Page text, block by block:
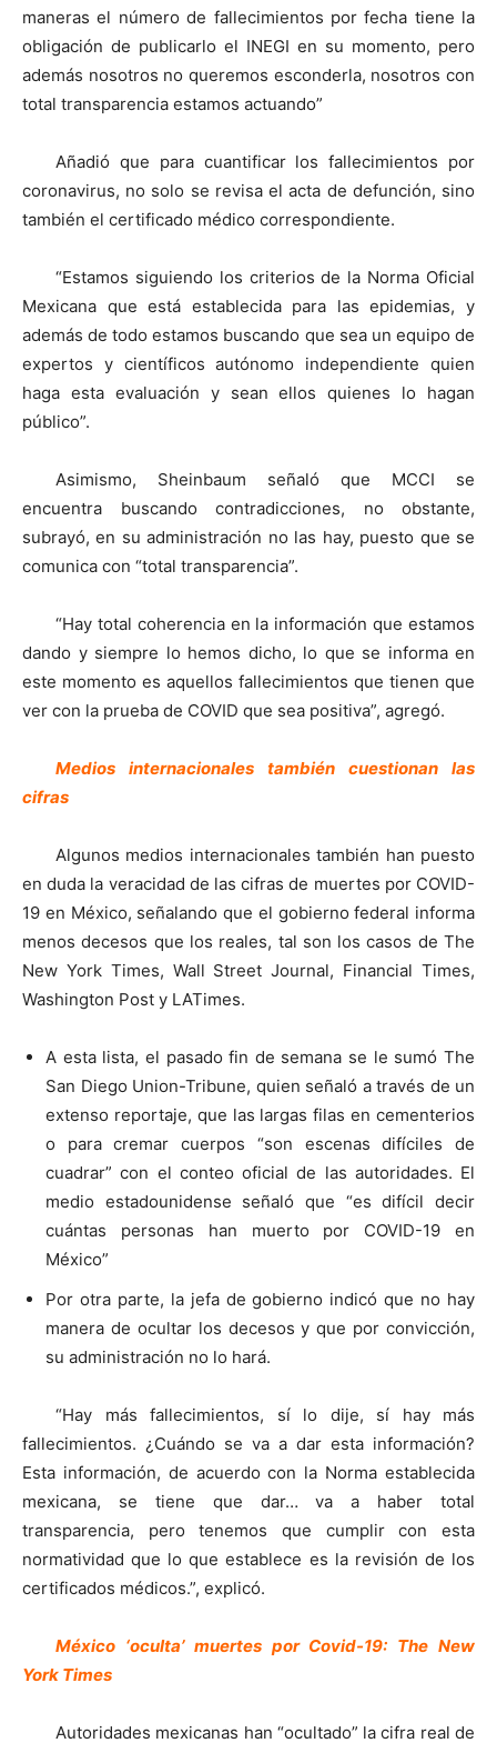
maneras el número de fallecimientos por fecha tiene la
obligación de publicarlo el INEGI en su momento, pero
además nosotros no queremos esconderla, nosotros con
total transparencia estamos actuando”
Añadió que para cuantificar los fallecimientos por
coronavirus, no solo se revisa el acta de defunción, sino
también el certificado médico correspondiente.
“Estamos siguiendo los criterios de la Norma Oficial
Mexicana que está establecida para las epidemias, y
además de todo estamos buscando que sea un equipo de
expertos y científicos autónomo independiente quien
haga esta evaluación y sean ellos quienes lo hagan
público”.
Asimismo, Sheinbaum señaló que MCCI se
encuentra buscando contradicciones, no obstante,
subrayó, en su administración no las hay, puesto que se
comunica con “total transparencia”.
“Hay total coherencia en la información que estamos
dando y siempre lo hemos dicho, lo que se informa en
este momento es aquellos fallecimientos que tienen que
ver con la prueba de COVID que sea positiva”, agregó.
Medios internacionales también cuestionan las
cifras
Algunos medios internacionales también han puesto
en duda la veracidad de las cifras de muertes por COVID-
19 en México, señalando que el gobierno federal informa
menos decesos que los reales, tal son los casos de The
New York Times, Wall Street Journal, Financial Times,
Washington Post y LATimes.
A esta lista, el pasado fin de semana se le sumó The
San Diego Union-Tribune, quien señaló a través de un
extenso reportaje, que las largas filas en cementerios
o para cremar cuerpos “son escenas difíciles de
cuadrar” con el conteo oficial de las autoridades. El
medio estadounidense señaló que “es difícil decir
cuántas personas han muerto por COVID-19 en
México”
Por otra parte, la jefa de gobierno indicó que no hay
manera de ocultar los decesos y que por convicción,
su administración no lo hará.
“Hay más fallecimientos, sí lo dije, sí hay más
fallecimientos. ¿Cuándo se va a dar esta información?
Esta información, de acuerdo con la Norma establecida
mexicana, se tiene que dar… va a haber total
transparencia, pero tenemos que cumplir con esta
normatividad que lo que establece es la revisión de los
certificados médicos.”, explicó.
México ‘oculta’ muertes por Covid-19: The New
York Times
Autoridades mexicanas han “ocultado” la cifra real de